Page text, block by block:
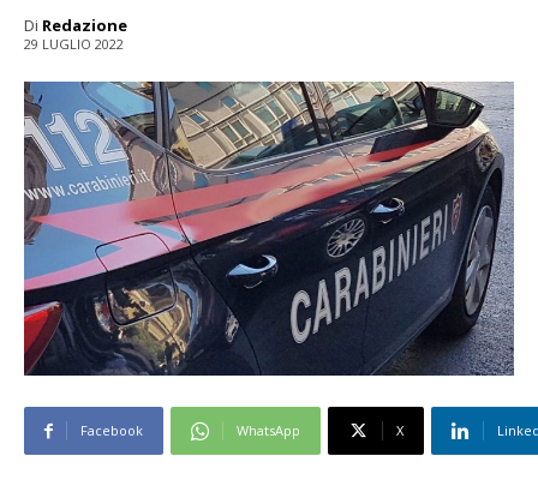
Di Redazione
29 LUGLIO 2022
Facebook WhatsApp X